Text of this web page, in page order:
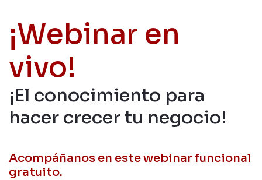
¡Webinar en
vivo!
¡El conocimiento para
hacer crecer tu negocio!
Acompáñanos en este webinar funcional
gratuito.